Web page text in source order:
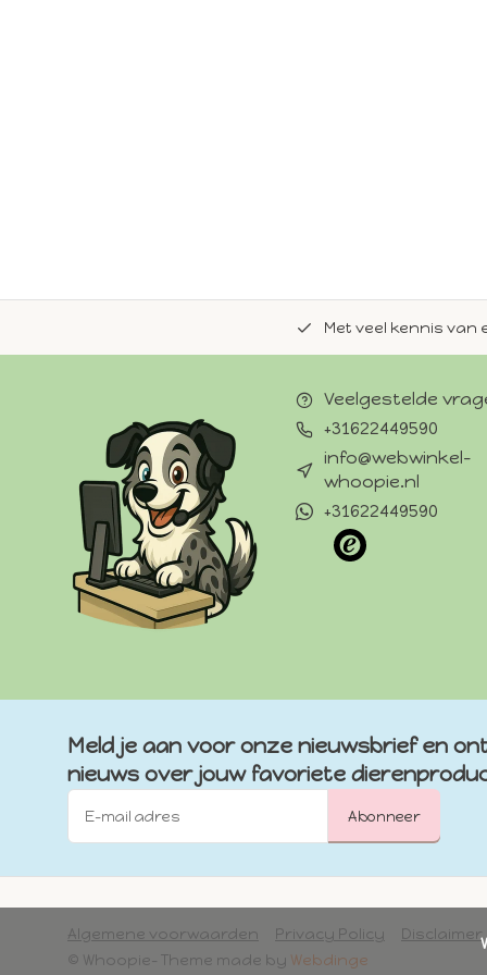
Met veel kennis
Veelgestelde
+31622449590
info@webwinkel-
whoopie.nl
+31622449590
Meld je aan voor onze nieuwsbrief en
nieuws over jouw favoriete
Abonneer
Algemene voorwaarden Privacy Policy Disclaimer
© Whoopie- Theme made by Webdinge
            Wij slaan cookies op om onze website te verbeteren. Is dat akkoord?